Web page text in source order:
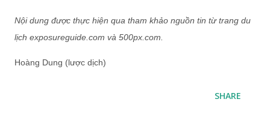
Nội dung được thực hiện qua tham khảo nguồn tin từ trang du
lịch exposureguide.com và 500px.com.
Hoàng Dung (lược dịch)
SHARE